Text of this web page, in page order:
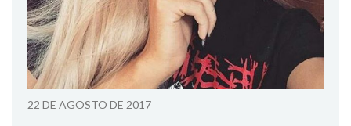
22 DE AGOSTO DE 2017